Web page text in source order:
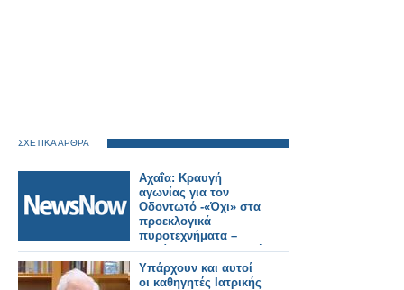
ΣΧΕΤΙΚΑ ΑΡΘΡΑ
Αχαΐα: Κραυγή
αγωνίας για τον
Οδοντωτό -«Όχι» στα
προεκλογικά
πυροτεχνήματα –
Απαίτηση για ασφαλή
λύση.
Υπάρχουν και αυτοί
οι καθηγητές Ιατρικής